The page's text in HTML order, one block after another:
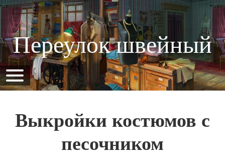
Переулок швейный
Выкройки костюмов с
песочником